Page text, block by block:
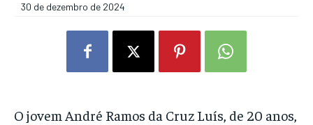
30 de dezembro de 2024
O jovem André Ramos da Cruz Luís, de 20 anos,